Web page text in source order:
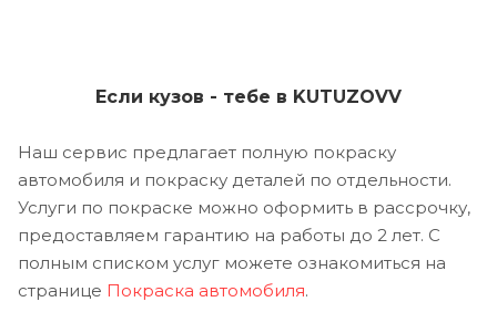
Если кузов - тебе в KUTUZOVV
Наш сервис предлагает полную покраску
автомобиля и покраску деталей по отдельности.
Услуги по покраске можно оформить в рассрочку,
предоставляем гарантию на работы до 2 лет. С
полным списком услуг можете ознакомиться на
странице Покраска автомобиля.